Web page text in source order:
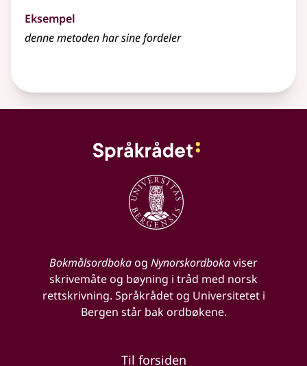
Eksempel
denne metoden har sine fordeler
Bokmålsordbokaog Nynorskordbokaviser
skrivemåte og bøyning i tråd med norsk
rettskrivning. Språkrådet og Universitetet i
Bergen står bak ordbøkene.
Til forsiden